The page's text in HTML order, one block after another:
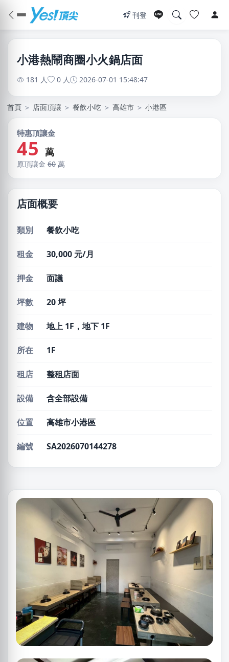
刊登
小港熱鬧商圈小火鍋店面
181 人 0 人 2026-07-01 15:48:47
首頁 ＞ 店面頂讓 ＞ 餐飲小吃 ＞ 高雄市 ＞ 小港區
特惠頂讓金
45 萬
原頂讓金 60 萬
店面概要
類別 餐飲小吃
租金 30,000 元/月
押金 面議
坪數 20 坪
建物 地上 1F，地下 1F
所在 1F
租店 整租店面
設備 含全部設備
位置 高雄市小港區
編號 SA2026070144278